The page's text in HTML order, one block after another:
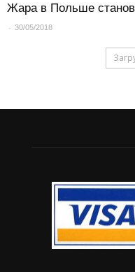
Жара в Польше
- 30/05/2018